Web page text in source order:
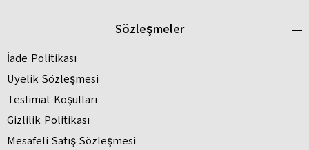
Sözleşmeler
İade Politikası
Üyelik Sözleşmesi
Teslimat Koşulları
Gizlilik Politikası
Mesafeli Satış Sözleşmesi